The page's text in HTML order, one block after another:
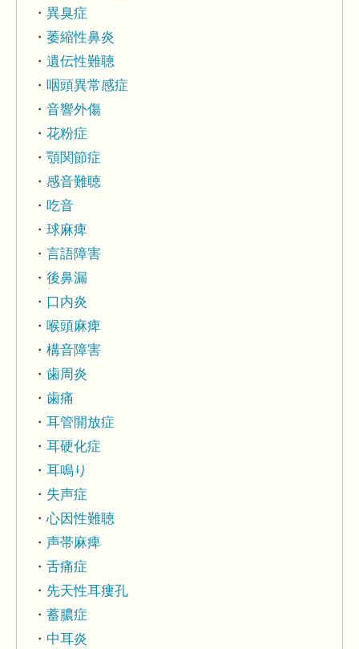
異臭症
萎縮性鼻炎
遺伝性難聴
咽頭異常感症
音響外傷
花粉症
顎関節症
感音難聴
吃音
球麻痺
言語障害
後鼻漏
口内炎
喉頭麻痺
構音障害
歯周炎
歯痛
耳管開放症
耳硬化症
耳鳴り
失声症
心因性難聴
声帯麻痺
舌痛症
先天性耳瘻孔
蓄膿症
中耳炎